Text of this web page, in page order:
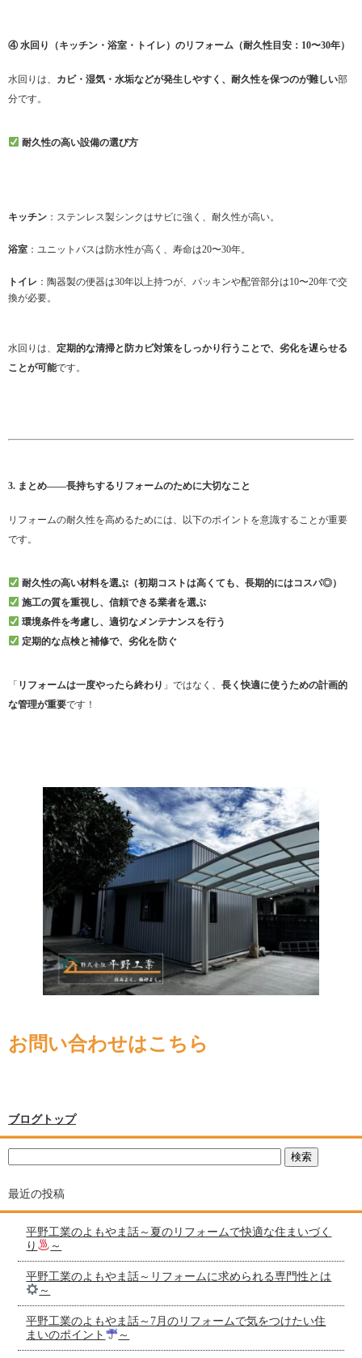
④ 水回り（キッチン・浴室・トイレ）のリフォーム（耐久性目安：10〜30年）
水回りは、 カビ・湿気・水垢などが発生しやすく、耐久性を保つのが難しい部
分です。
耐久性の高い設備の選び方
キッチン ：ステンレス製シンクはサビに強く、耐久性が高い。
浴室 ：ユニットバスは防水性が高く、寿命は20〜30年。
トイレ ：陶器製の便器は30年以上持つが、パッキンや配管部分は10〜20年で交
換が必要。
水回りは、 定期的な清掃と防カビ対策をしっかり行うことで、劣化を遅らせる
ことが可能です。
3. まとめ——長持ちするリフォームのために大切なこと
リフォームの耐久性を高めるためには、以下のポイントを意識することが重要
です。
耐久性の高い材料を選ぶ（初期コストは高くても、長期的にはコスパ◎）
施工の質を重視し、信頼できる業者を選ぶ
環境条件を考慮し、適切なメンテナンスを行う
定期的な点検と補修で、劣化を防ぐ
「 リフォームは一度やったら終わり 」ではなく、 長く快適に使うための計画的
な管理が重要です！
お問い合わせはこちら
ブログトップ
最近の投稿
平野工業のよもやま話～夏のリフォームで快適な住まいづく
り
～
平野工業のよもやま話～リフォームに求められる専門性とは
～
平野工業のよもやま話～7月のリフォームで気をつけたい住
まいのポイント
～